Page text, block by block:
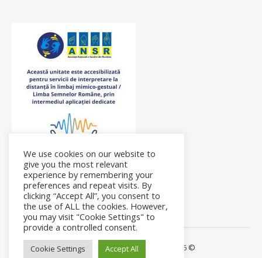
Ashe Theme by Royal-Flush - 2026 ©
We use cookies on our website to
give you the most relevant
experience by remembering your
preferences and repeat visits. By
clicking “Accept All”, you consent to
the use of ALL the cookies. However,
you may visit "Cookie Settings" to
provide a controlled consent.
Cookie Settings Accept All